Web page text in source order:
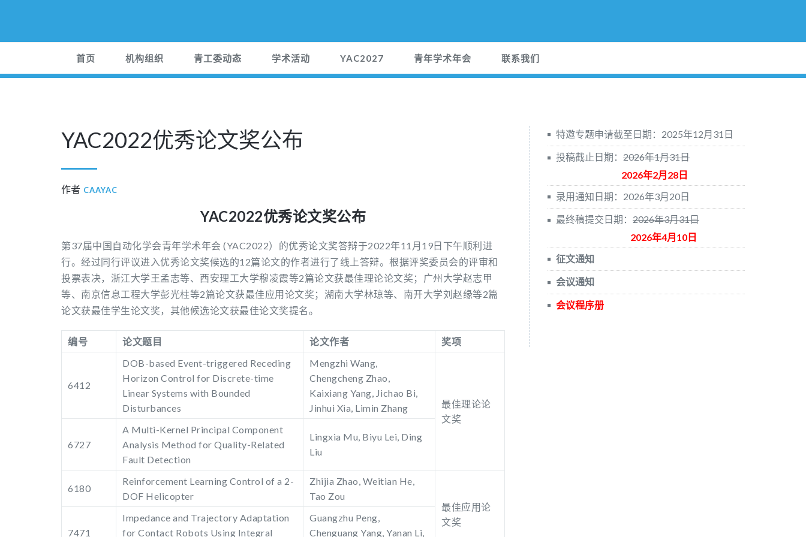
首页 机构组织 青工委动态 学术活动 YAC2027 青年学术年会 联系我们
YAC2022优秀论文奖公布
作者 CAAYAC
YAC2022优秀论文奖公布
第37届中国自动化学会青年学术年会 (YAC2022）的优秀论文奖答辩于2022年11月19日下午顺利进
行。经过同行评议进入优秀论文奖候选的12篇论文的作者进行了线上答辩。根据评奖委员会的评审和
投票表决，浙江大学王孟志等、西安理工大学穆凌霞等2篇论文获最佳理论论文奖；广州大学赵志甲
等、南京信息工程大学彭光柱等2篇论文获最佳应用论文奖；湖南大学林琼等、南开大学刘赵缘等2篇
论文获最佳学生论文奖，其他候选论文获最佳论文奖提名。
编号 论文题目 论文作者 奖项
6412
DOB-based Event-triggered Receding
Horizon Control for Discrete-time
Linear Systems with Bounded
Disturbances
Mengzhi Wang,
Chengcheng Zhao,
Kaixiang Yang, Jichao Bi,
Jinhui Xia, Limin Zhang
最佳理论论
文奖
6727
A Multi-Kernel Principal Component
Analysis Method for Quality-Related
Fault Detection
Lingxia Mu, Biyu Lei, Ding
Liu
6180
Reinforcement Learning Control of a 2-
DOF Helicopter
Zhijia Zhao, Weitian He,
Tao Zou
最佳应用论
文奖
7471
Impedance and Trajectory Adaptation
for Contact Robots Using Integral
Guangzhu Peng,
Chenguang Yang, Yanan Li,
特邀专题申请截至日期：2025年12月31日
投稿截止日期： 2026年1月31日
2026年2月28日
录用通知日期：2026年3月20日
最终稿提交日期： 2026年3月31日
2026年4月10日
征文通知
会议通知
会议程序册